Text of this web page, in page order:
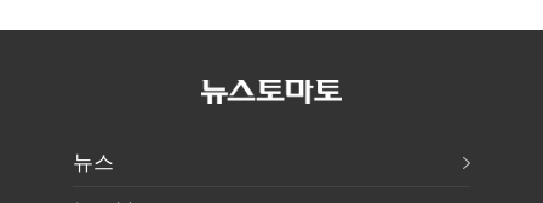
폭탄' 우려
액세서리 출시
뉴스